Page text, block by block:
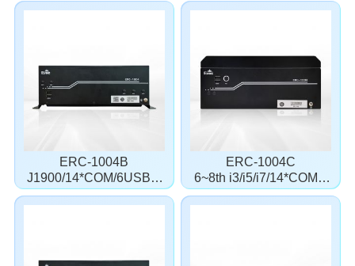
ERC-1004B
J1900/14*COM/6USB/4
显/3LAN
ERC-1004C
6~8th i3/i5/i7/14*COM/3
显/3LAN